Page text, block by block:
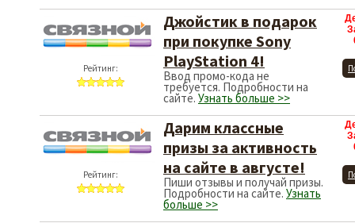
Рейтинг:
Джойстик в подарок
при покупке Sony
PlayStation 4!
Ввод промо-кода не
требуется. Подробности на
сайте. Узнать больше >>
Рейтинг:
Дарим классные
призы за активность
на сайте в августе!
Пиши отзывы и получай призы.
Подробности на сайте. Узнать
больше >>